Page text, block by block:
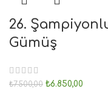
26.
Gümüş
₺7.500,00 ₺6.850,00